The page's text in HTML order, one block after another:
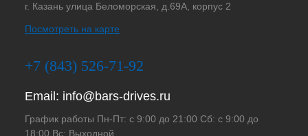
г. Казань улица Беломорская, д.69А, корпус 2
Посмотреть на карте
+7 (843) 526-71-92
Email: info@bars-drives.ru
График работы Пн-Пт: с 9:00 до 21:00 Сб: с 9:00 до
18:00 Вс: Выходной